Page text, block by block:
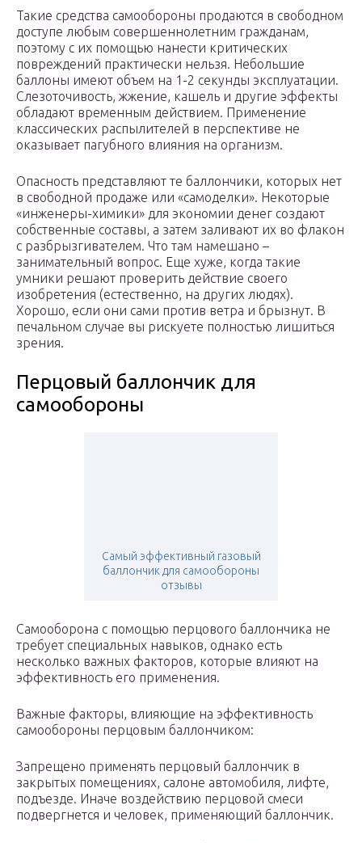
Такие средства самообороны продаются в свободном
доступе любым совершеннолетним гражданам,
поэтому с их помощью нанести критических
повреждений практически нельзя. Небольшие
баллоны имеют объем на 1-2 секунды эксплуатации.
Слезоточивость, жжение, кашель и другие эффекты
обладают временным действием. Применение
классических распылителей в перспективе не
оказывает пагубного влияния на организм.
Опасность представляют те баллончики, которых нет
в свободной продаже или «самоделки». Некоторые
«инженеры-химики» для экономии денег создают
собственные составы, а затем заливают их во флакон
с разбрызгивателем. Что там намешано –
занимательный вопрос. Еще хуже, когда такие
умники решают проверить действие своего
изобретения (естественно, на других людях).
Хорошо, если они сами против ветра и брызнут. В
печальном случае вы рискуете полностью лишиться
зрения.
Перцовый баллончик для
самообороны
Самый эффективный газовый
баллончик для самообороны
отзывы
Самооборона с помощью перцового баллончика не
требует специальных навыков, однако есть
несколько важных факторов, которые влияют на
эффективность его применения.
Важные факторы, влияющие на эффективность
самообороны перцовым баллончиком:
Запрещено применять перцовый баллончик в
закрытых помещениях, салоне автомобиля, лифте,
подъезде. Иначе воздействию перцовой смеси
подвергнется и человек, применяющий баллончик.